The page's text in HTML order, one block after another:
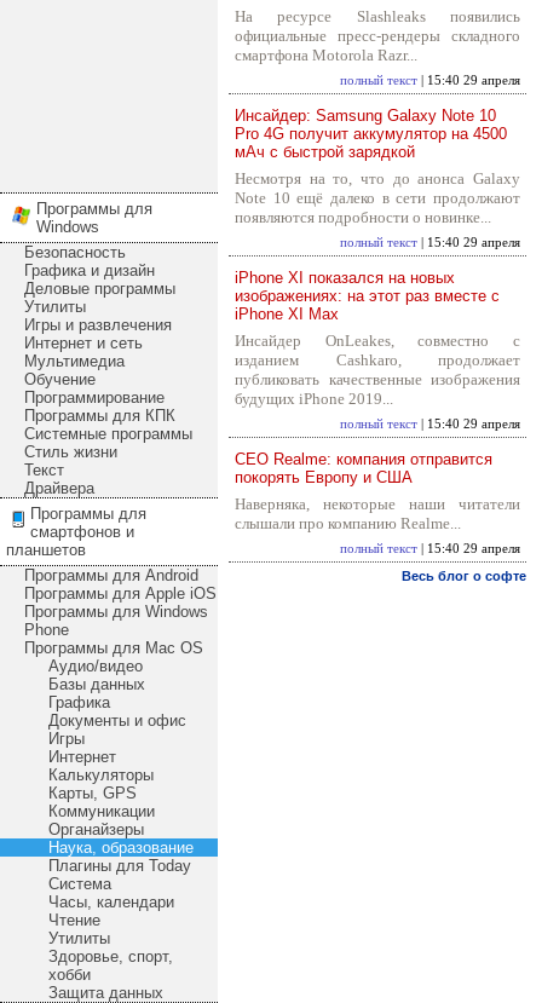
Программы для
Windows
Безопасность
Графика и дизайн
Деловые программы
Утилиты
Игры и развлечения
Интернет и сеть
Мультимедиа
Обучение
Программирование
Программы для КПК
Системные программы
Стиль жизни
Текст
Драйвера
Программы для
смартфонов и
планшетов
Программы для Android
Программы для Apple iOS
Программы для Windows
Phone
Программы для Mac OS
Аудио/видео
Базы данных
Графика
Документы и офис
Игры
Интернет
Калькуляторы
Карты, GPS
Коммуникации
Органайзеры
Наука, образование
Плагины для Today
Система
Часы, календари
Чтение
Утилиты
Здоровье, спорт,
хобби
Защита данных
На ресурсе Slashleaks появились
официальные пресс-рендеры складного
смартфона Motorola Razr...
полный текст | 15:40 29 апреля
Инсайдер: Samsung Galaxy Note 10
Pro 4G получит аккумулятор на 4500
мАч с быстрой зарядкой
Несмотря на то, что до анонса Galaxy
Note 10 ещё далеко в сети продолжают
появляются подробности о новинке...
полный текст | 15:40 29 апреля
iPhone XI показался на новых
изображениях: на этот раз вместе с
iPhone XI Max
Инсайдер OnLeakes, совместно с
изданием Cashkaro, продолжает
публиковать качественные изображения
будущих iPhone 2019...
полный текст | 15:40 29 апреля
CEO Realme: компания отправится
покорять Европу и США
Наверняка, некоторые наши читатели
слышали про компанию Realme...
полный текст | 15:40 29 апреля
Весь блог о софте